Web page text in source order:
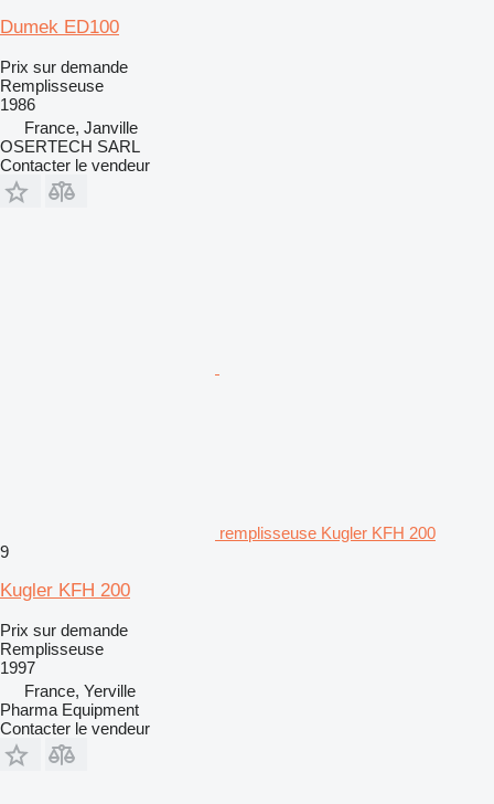
Dumek ED100
Prix sur demande
Remplisseuse
1986
France, Janville
OSERTECH SARL
Contacter le vendeur
remplisseuse Kugler KFH 200
9
Kugler KFH 200
Prix sur demande
Remplisseuse
1997
France, Yerville
Pharma Equipment
Contacter le vendeur